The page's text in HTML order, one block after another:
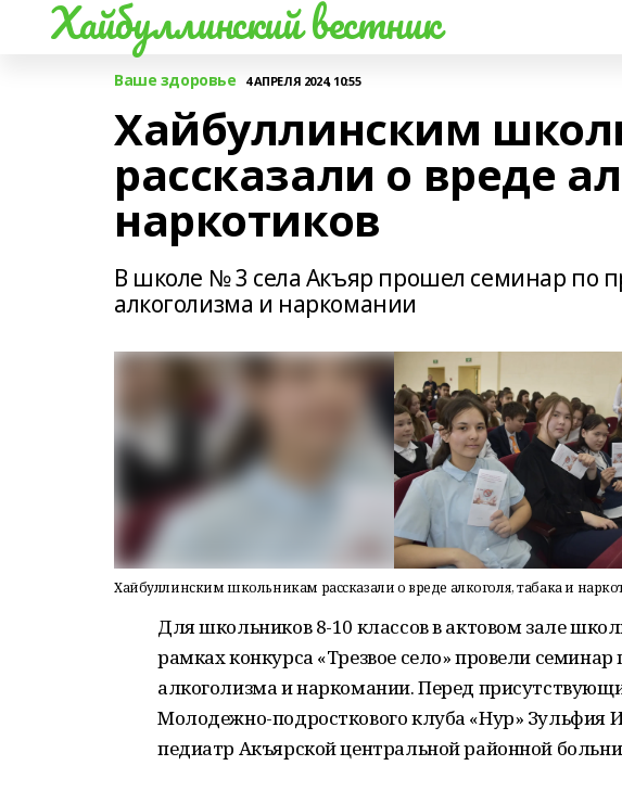
Хайбуллинский вестник
Ваше здоровье 4 АПРЕЛЯ 2024, 10:55
Хайбуллинским
рассказали о вреде
наркотиков
В школе № 3 села Акъяр прошел семинар по
алкоголизма и наркомании
Хайбуллинским школьникам рассказали о вреде алкоголя, табака и
Для школьников 8-10 классов в актовом зале
рамках конкурса «Трезвое село» провели
алкоголизма и наркомании. Перед
Молодежно-подросткового клуба «Нур» Зульфия
педиатр Акъярской центральной районной